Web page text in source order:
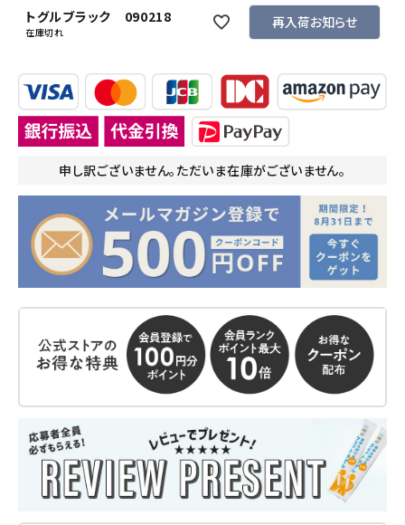
トグルブラック 090218
在庫切れ
再入荷お知らせ
申し訳ございません。ただいま在庫がございません。